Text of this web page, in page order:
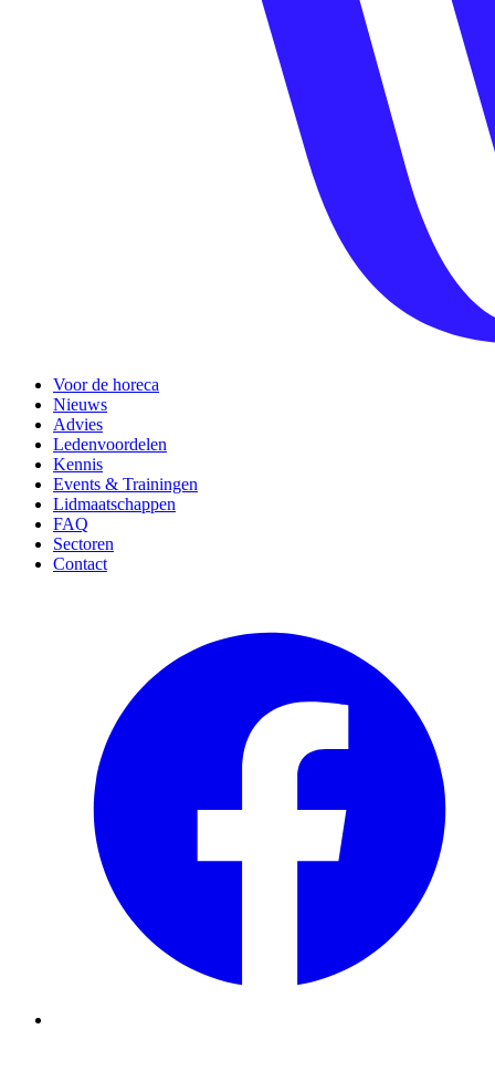
Voor de horeca
Nieuws
Advies
Ledenvoordelen
Kennis
Events & Trainingen
Lidmaatschappen
FAQ
Sectoren
Contact